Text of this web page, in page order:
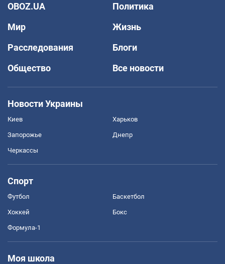
OBOZ.UA
Политика
Мир
Жизнь
Расследования
Блоги
Общество
Все новости
Новости Украины
Киев Харьков
Запорожье Днепр
Черкассы
Спорт
Футбол Баскетбол
Хоккей Бокс
Формула-1
Моя школа